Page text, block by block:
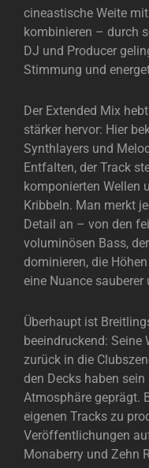
cineastische Weite
kombinieren – durch
DJ und Producer
Stimmung und
Der Extended Mix
stärker hervor: Hier
Synthlayers und
Entfalten, der Track
komponierten Wellen
Kribbeln. Man merkt
Detail an – von den
voluminösen Bass,
dominieren, die
eine Nuance sauberer
Überhaupt ist
beeindruckend: Seine
zurück in die
den Decks haben
Atmosphäre geprägt.
eigenen Tracks zu
Veröffentlichungen
Monaberry und Zehn